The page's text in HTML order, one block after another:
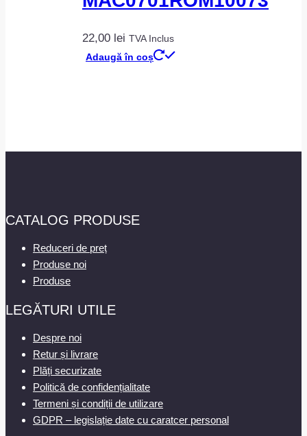
22,00 lei TVA Inclus
Adaugă în coș
CATALOG PRODUSE
Reduceri de preț
Produse noi
Produse
LEGĂTURI UTILE
Despre noi
Retur și livrare
Plăți securizate
Politică de confidențialitate
Termeni și condiții de utilizare
GDPR – legislație date cu caratcer personal